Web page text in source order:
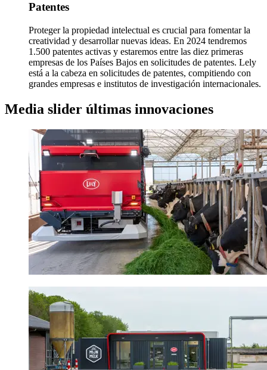
Patentes
Proteger la propiedad intelectual es crucial para fomentar la
creatividad y desarrollar nuevas ideas. En 2024 tendremos
1.500 patentes activas y estaremos entre las diez primeras
empresas de los Países Bajos en solicitudes de patentes. Lely
está a la cabeza en solicitudes de patentes, compitiendo con
grandes empresas e institutos de investigación internacionales.
Media slider últimas innovaciones